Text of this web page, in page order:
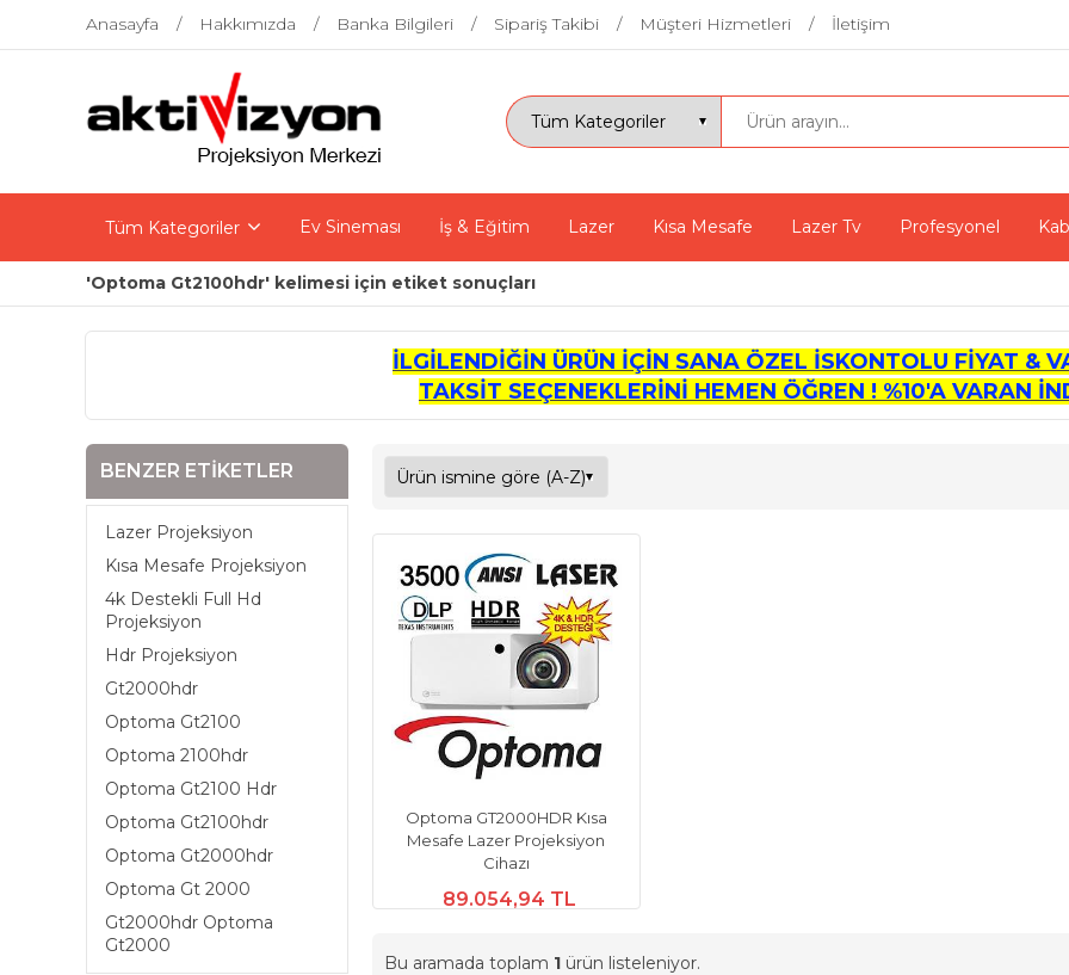
Anasayfa Hakkımızda Banka Bilgileri Sipariş Takibi Müşteri Hizmetleri İletişim
Tüm Kategoriler Ev Sineması İş & Eğitim Lazer Kısa Mesafe Lazer Tv Profesyonel
'Optoma Gt2100hdr' kelimesi için etiket sonuçları
İLGİLENDİĞİN ÜRÜN İÇİN SANA ÖZEL İSKONTOLU FİYAT &
TAKSİT SEÇENEKLERİNİ HEMEN ÖĞREN ! %10'A VARAN
BENZER ETIKETLER
Lazer Projeksiyon
Kısa Mesafe Projeksiyon
4k Destekli Full Hd
Projeksiyon
Hdr Projeksiyon
Gt2000hdr
Optoma Gt2100
Optoma 2100hdr
Optoma Gt2100 Hdr
Optoma Gt2100hdr
Optoma Gt2000hdr
Optoma Gt 2000
Gt2000hdr Optoma
Gt2000
Optoma GT2000HDR Kısa
Mesafe Lazer Projeksiyon
Cihazı
89.054,94 TL
Bu aramada toplam 1 ürün listeleniyor.